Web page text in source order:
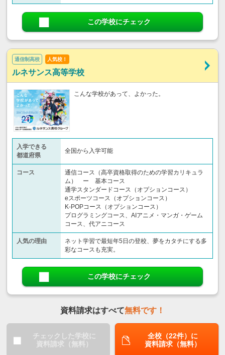
この学校にチェック
通信制高校 人気校！
ルネサンス高等学校
こんな学校があって、よかった。
入学できる
都道府県
全国から入学可能
コース
通信コース（高卒資格取得のための学習カリキュラ
ム） ー 基本コース
通学スタンダードコース（オプションコース）
eスポーツコース（オプションコース）
K-POPコース（オプションコース）
プログラミングコース、AIアニメ・マンガ・ゲーム
コース、代アニコース
人気の理由
ネット学習で最短年5日の登校、夢をカタチにする多
彩なコースも充実。
この学校にチェック
資料請求はすべて無料です！
チェックした学校に
資料請求（無料）
全校（22件）に
資料請求（無料）